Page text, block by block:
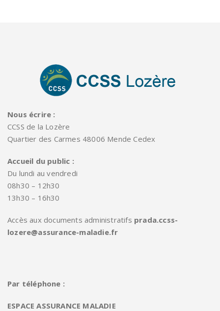
Nous écrire :
CCSS de la Lozère
Quartier des Carmes 48006 Mende Cedex
Accueil du public :
Du lundi au vendredi
08h30 – 12h30
13h30 – 16h30
Accès aux documents administratifs prada.ccss-
lozere@assurance-maladie.fr
Par téléphone :
ESPACE ASSURANCE MALADIE